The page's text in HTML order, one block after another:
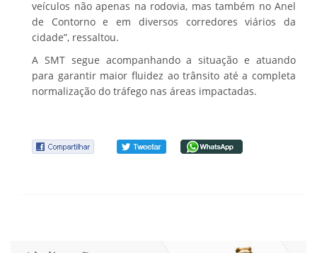
veículos não apenas na rodovia, mas também no Anel
de Contorno e em diversos corredores viários da
cidade”, ressaltou.
A SMT segue acompanhando a situação e atuando
para garantir maior fluidez ao trânsito até a completa
normalização do tráfego nas áreas impactadas.